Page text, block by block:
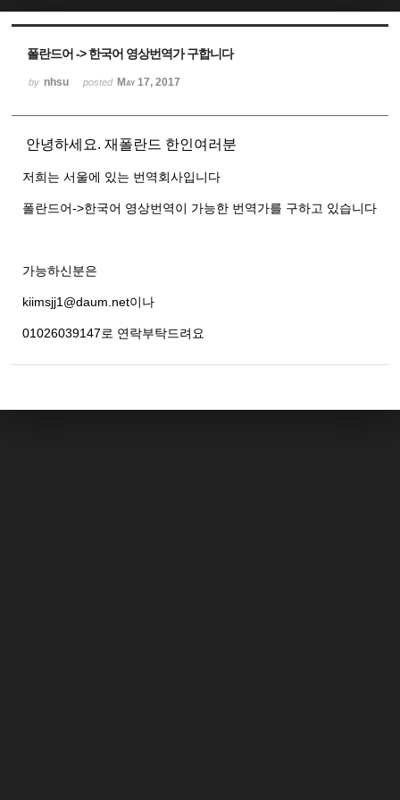
폴란드어 -> 한국어 영상번역가 구합니다
by nhsu posted May 17, 2017
안녕하세요. 재폴란드 한인여러분
저희는 서울에 있는 번역회사입니다
폴란드어->한국어 영상번역이 가능한 번역가를 구하고 있습니다
가능하신분은
kiimsjj1@daum.net이나
01026039147로 연락부탁드려요
Sketchbook5, 스케치북5